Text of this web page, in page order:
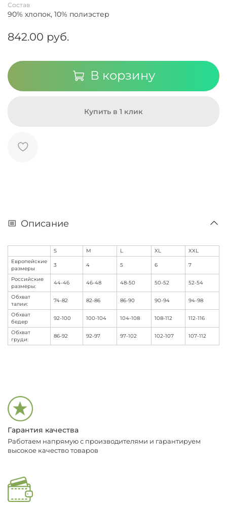
Состав
90% хлопок, 10% полиэстер
842.00 руб.
В корзину
Купить в 1 клик
Описание
S M L XL
XXL
Европейские
размеры
3 4 5 6 7
Российские
размеры:
44-46 46-48 48-50 50-52 52-54
Обхват
талии:
74-82 82-86 86-90 90-94 94-98
Обхват
бедер
92-100 100-104 104-108 108-112 112-116
Обхват
груди:
86-92 92-97 97-102 102-107 107-112
Гарантия качества
Работаем напрямую с производителями и гарантируем
высокое качество товаров